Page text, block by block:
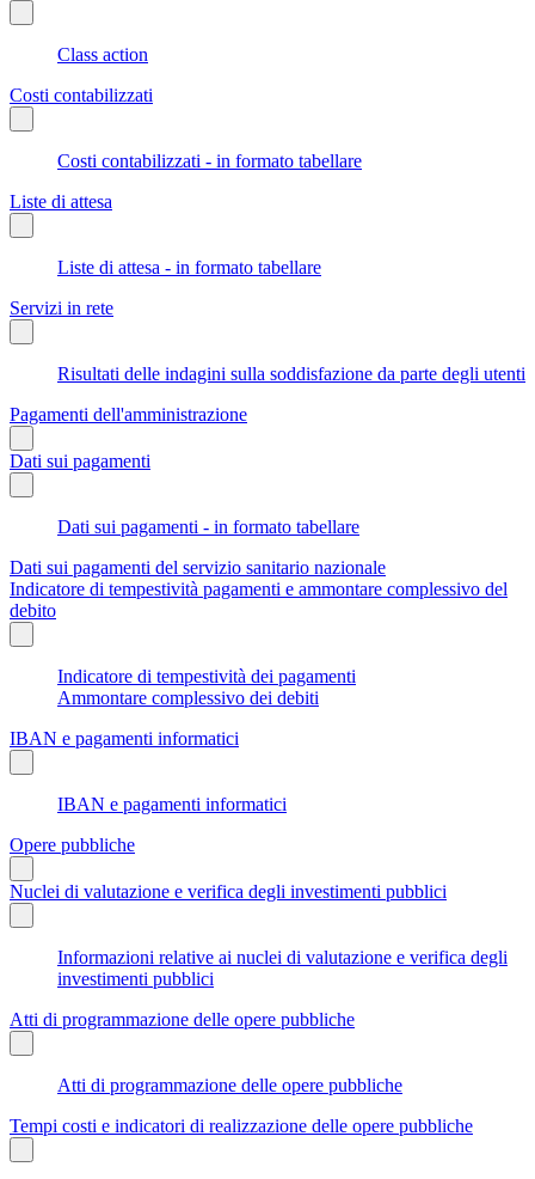
Class action
Costi contabilizzati
Costi contabilizzati - in formato tabellare
Liste di attesa
Liste di attesa - in formato tabellare
Servizi in rete
Risultati delle indagini sulla soddisfazione da parte degli utenti
Pagamenti dell'amministrazione
Dati sui pagamenti
Dati sui pagamenti - in formato tabellare
Dati sui pagamenti del servizio sanitario nazionale
Indicatore di tempestività pagamenti e ammontare complessivo del
debito
Indicatore di tempestività dei pagamenti
Ammontare complessivo dei debiti
IBAN e pagamenti informatici
IBAN e pagamenti informatici
Opere pubbliche
Nuclei di valutazione e verifica degli investimenti pubblici
Informazioni relative ai nuclei di valutazione e verifica degli
investimenti pubblici
Atti di programmazione delle opere pubbliche
Atti di programmazione delle opere pubbliche
Tempi costi e indicatori di realizzazione delle opere pubbliche